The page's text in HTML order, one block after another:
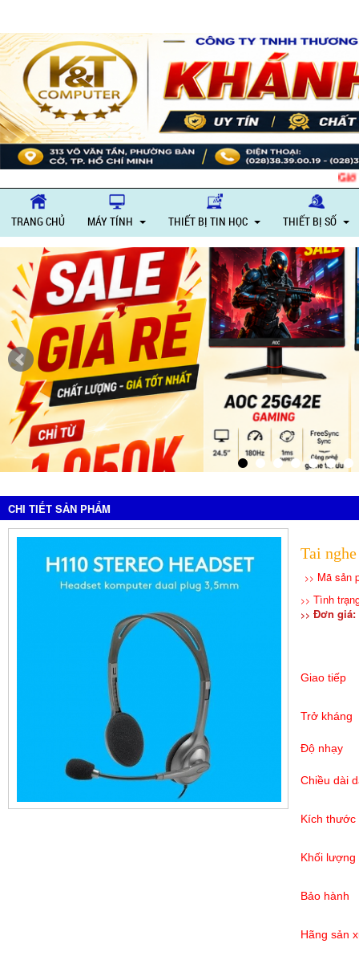
Giờ làm việc:
TRANG CHỦ MÁY TÍNH THIẾT BỊ TIN HỌC THIẾT BỊ SỐ
CHI TIẾT SẢN PHẨM
Tai
>> Mã sản
>> Tình
>> Đơn giá:
Giao tiếp
Trở kháng
Độ nhạy
Chiều dài
Kích thước
Khối lượng
Bảo hành
Hãng sản